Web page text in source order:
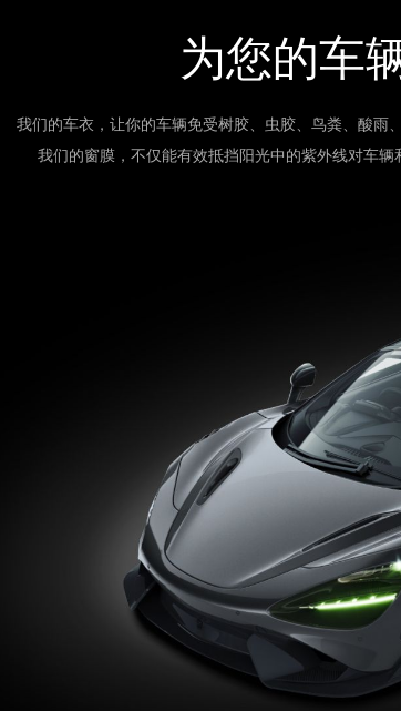
为您的车
我们的车衣，让你的车辆免受树胶、虫胶、鸟粪、酸雨
我们的窗膜，不仅能有效抵挡阳光中的紫外线对车